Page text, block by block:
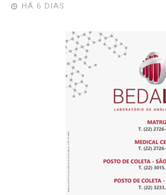
HÁ 6 DIAS